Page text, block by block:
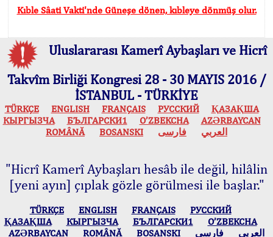
Kıble Sâati Vakti'nde Güneşe dönen, kıbleye dönmüş olur.
Uluslararası Kamerî Aybaşları ve Hicrî
Takvîm Birliği Kongresi 28 - 30 MAYIS 2016 /
İSTANBUL - TÜRKİYE
TÜRKÇE ENGLISH FRANÇAIS РУССКИЙ
ҚАЗАҚША
КЫPГЫЗЧA
БЪЛГАРСКИ1 O’ZBEKCHA
AZӘRBAYCAN
ROMÂNĂ
BOSANSKI العربي فارسی
"Hicrî Kamerî Aybaşları hesâb ile değil, hilâlin
[yeni ayın] çıplak gözle görülmesi ile başlar."
TÜRKÇE ENGLISH FRANÇAIS
РУССКИЙ
ҚАЗАҚША
КЫPГЫЗЧA БЪЛГАРСКИ1
O’ZBEKCHA
AZӘRBAYCAN
ROMÂNĂ BOSANSKI العربي فارسی